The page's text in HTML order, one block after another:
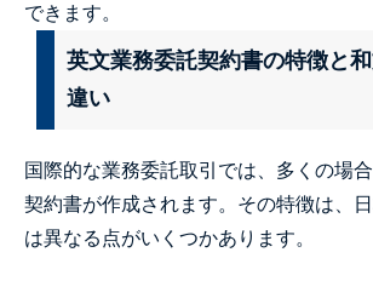
できます。
英文業務委託契約書の特徴と
違い
国際的な業務委託取引では、多くの場
契約書が作成されます。その特徴は、
は異なる点がいくつかあります。